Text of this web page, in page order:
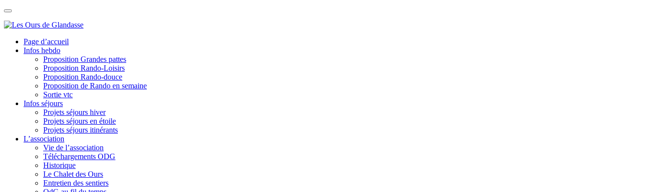
Skip
content
Page d’accueil
Infos hebdo
Proposition Grandes pattes
Proposition Rando-Loisirs
Proposition Rando-douce
Proposition de Rando en semaine
Sortie vtc
Infos séjours
Projets séjours hiver
Projets séjours en étoile
Projets séjours itinérants
L’association
Vie de l’association
Téléchargements ODG
Historique
Le Chalet des Ours
Entretien des sentiers